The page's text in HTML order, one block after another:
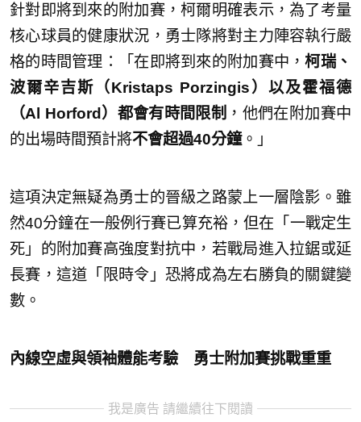
針對即將到來的附加賽，柯爾明確表示，為了考量
核心球員的健康狀況，勇士隊將對主力陣容執行嚴
格的時間管理：「在即將到來的附加賽中，柯瑞、
波爾辛吉斯（Kristaps Porzingis）以及霍福德
（Al Horford）都會有時間限制 ，他們在附加賽中
的出場時間預計將不會超過40分鐘。」
這項決定無疑為勇士的晉級之路蒙上一層陰影。雖
然40分鐘在一般例行賽已算充裕，但在「一戰定生
死」的附加賽高強度對抗中，若戰局進入拉鋸或延
長賽，這道「限時令」恐將成為左右勝負的關鍵變
數。
內線空虛與領袖體能考驗 勇士附加賽挑戰重重
我是廣告 請繼續往下閱讀